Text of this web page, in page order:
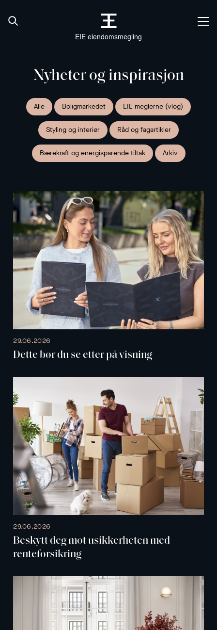
EIE eiendomsmegling
Nyheter og inspirasjon
Alle Boligmarkedet EIE meglerne (vlog)
Styling og interiør Råd og fagartikler
Bærekraft og energisparende tiltak Arkiv
29.06.2026
Dette bør du se etter på visning
29.06.2026
Beskytt deg mot usikkerheten med
renteforsikring